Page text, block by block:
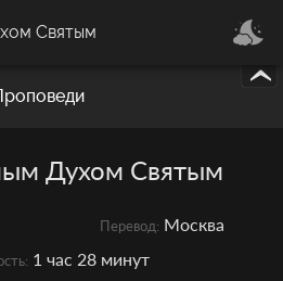
Святым
Духом Святым
Перевод: Москва
1 час 28 минут